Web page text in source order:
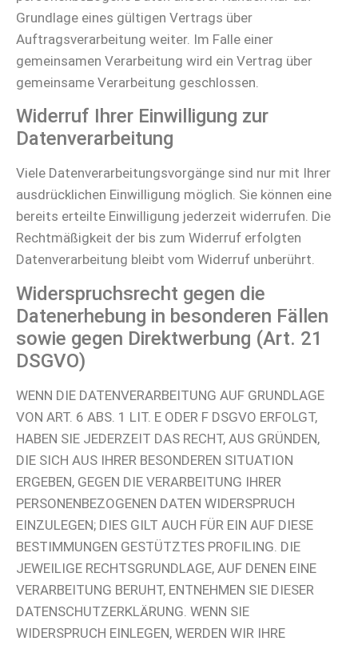
Grundlage eines gültigen Vertrags über
Auftragsverarbeitung weiter. Im Falle einer
gemeinsamen Verarbeitung wird ein Vertrag über
gemeinsame Verarbeitung geschlossen.
Widerruf Ihrer Einwilligung zur
Datenverarbeitung
Viele Datenverarbeitungsvorgänge sind nur mit Ihrer
ausdrücklichen Einwilligung möglich. Sie können eine
bereits erteilte Einwilligung jederzeit widerrufen. Die
Rechtmäßigkeit der bis zum Widerruf erfolgten
Datenverarbeitung bleibt vom Widerruf unberührt.
Widerspruchsrecht gegen die
Datenerhebung in besonderen Fällen
sowie gegen Direktwerbung (Art. 21
DSGVO)
WENN DIE DATENVERARBEITUNG AUF GRUNDLAGE
VON ART. 6 ABS. 1 LIT. E ODER F DSGVO ERFOLGT,
HABEN SIE JEDERZEIT DAS RECHT, AUS GRÜNDEN,
DIE SICH AUS IHRER BESONDEREN SITUATION
ERGEBEN, GEGEN DIE VERARBEITUNG IHRER
PERSONENBEZOGENEN DATEN WIDERSPRUCH
EINZULEGEN; DIES GILT AUCH FÜR EIN AUF DIESE
BESTIMMUNGEN GESTÜTZTES PROFILING. DIE
JEWEILIGE RECHTSGRUNDLAGE, AUF DENEN EINE
VERARBEITUNG BERUHT, ENTNEHMEN SIE DIESER
DATENSCHUTZERKLÄRUNG. WENN SIE
WIDERSPRUCH EINLEGEN, WERDEN WIR IHRE